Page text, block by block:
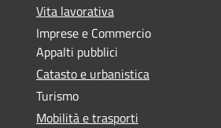
Vita lavorativa
Imprese e Commercio
Appalti pubblici
Catasto e urbanistica
Turismo
Mobilità e trasporti